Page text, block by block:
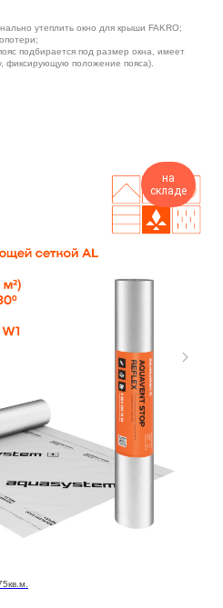
утеплить окно для крыши FAKRO;
подбирается под размер окна, имеет
фиксирующую положение пояса).
на
складе